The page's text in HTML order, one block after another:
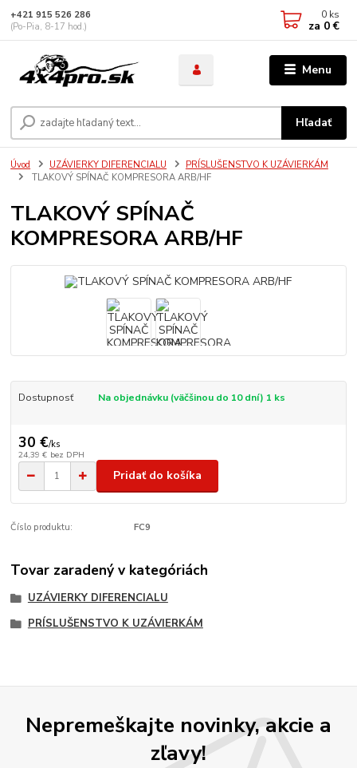
Menu
Hľadať
+421 915 526 286
(Po-Pia, 8-17 hod.)
0 ks
za 0 €
Úvod UZÁVIERKY DIFERENCIALU
PRÍSLUŠENSTVO K UZÁVIERKÁM
TLAKOVÝ SPÍNAČ KOMPRESORA ARB/HF
TLAKOVÝ SPÍNAČ
KOMPRESORA ARB/HF
Dostupnosť Na objednávku (väčšinou do 10 dní) 1 ks
30 €/ks
24,39 € bez DPH
Pridať do košíka
Číslo produktu: FC9
Tovar zaradený v kategóriách
UZÁVIERKY DIFERENCIALU
PRÍSLUŠENSTVO K UZÁVIERKÁM
Nepremeškajte novinky, akcie a
zľavy!